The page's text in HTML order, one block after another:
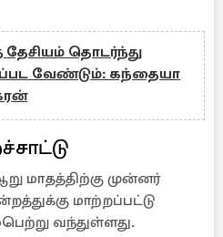
தேசியம் தொடர்ந்து
வேண்டும்: கந்தையா
மாதத்திற்கு முன்னர்
மாற்றப்பட்டு
வந்துள்ளது.